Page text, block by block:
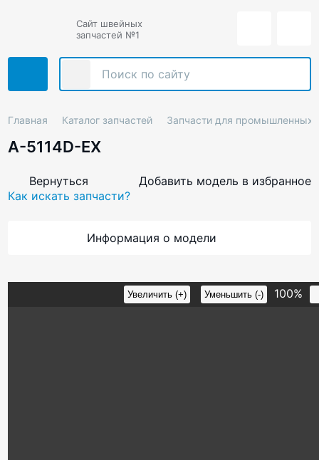
Сайт швейных
запчастей №1
Главная Каталог запчастей Запчасти для
A-5114D-EX
Вернуться
Добавить модель в избранное
Как искать запчасти?
Информация о модели
Увеличить (+) Уменьшить (-) 100%